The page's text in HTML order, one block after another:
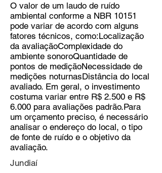
O valor de um laudo de ruído
ambiental conforme a NBR 10151
pode variar de acordo com alguns
fatores técnicos, como:Localização
da avaliaçãoComplexidade do
ambiente sonoroQuantidade de
pontos de mediçãoNecessidade de
medições noturnasDistância do local
avaliado. Em geral, o investimento
costuma variar entre R$ 2.500 e R$
6.000 para avaliações padrão.Para
um orçamento preciso, é necessário
analisar o endereço do local, o tipo
de fonte de ruído e o objetivo da
avaliação.
Jundiaí